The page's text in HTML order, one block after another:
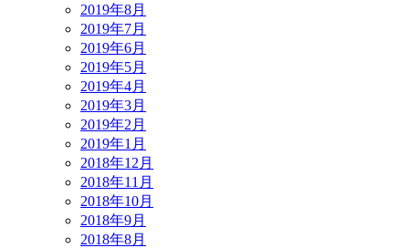
2019年8月
2019年7月
2019年6月
2019年5月
2019年4月
2019年3月
2019年2月
2019年1月
2018年12月
2018年11月
2018年10月
2018年9月
2018年8月